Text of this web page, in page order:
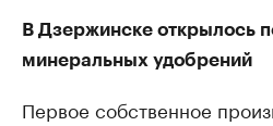
В Дзержинске открылось
минеральных удобрений
Первое собственное